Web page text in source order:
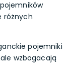
różnych
pojemniki
wzbogacają